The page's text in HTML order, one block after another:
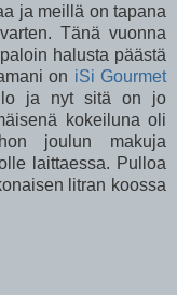
ja meillä on tapana
Tänä vuonna
halusta päästä
on iSi Gourmet
ja nyt sitä on jo
kokeiluna oli
joulun makuja
laittaessa. Pulloa
litran koossa